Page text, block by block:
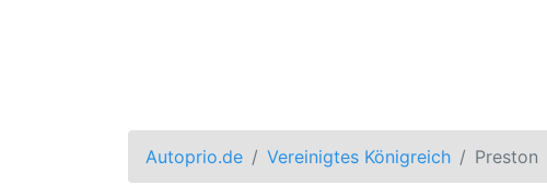
Autoprio.de Vereinigtes Königreich Preston